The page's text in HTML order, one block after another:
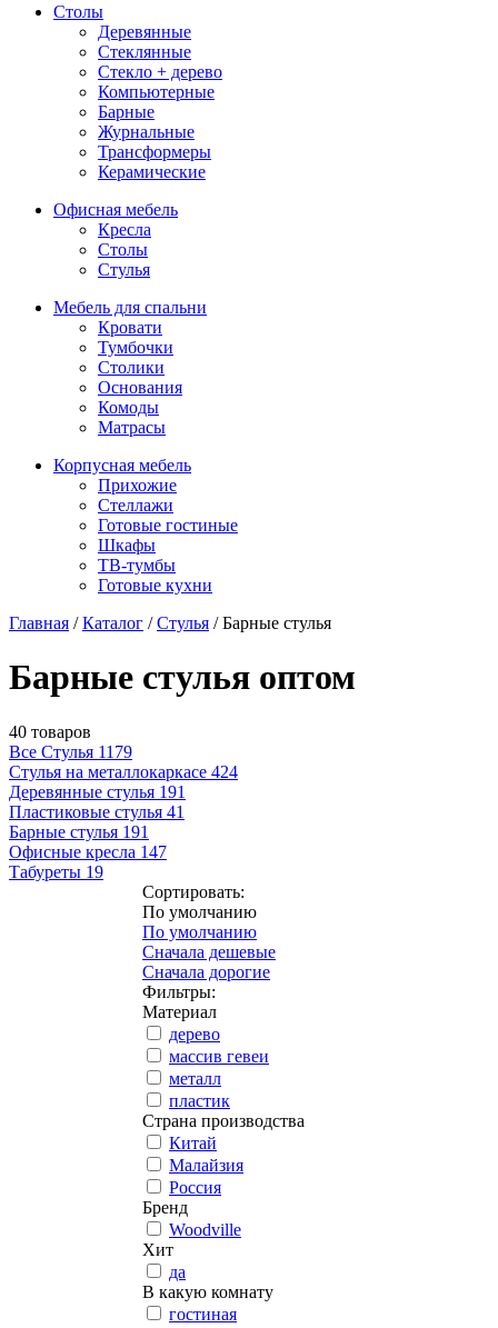
Столы
Деревянные
Стеклянные
Стекло + дерево
Компьютерные
Барные
Журнальные
Трансформеры
Керамические
Офисная мебель
Кресла
Столы
Стулья
Мебель для спальни
Кровати
Тумбочки
Столики
Основания
Комоды
Матрасы
Корпусная мебель
Прихожие
Стеллажи
Готовые гостиные
Шкафы
ТВ-тумбы
Готовые кухни
Главная /Каталог /Стулья /Барные стулья
Барные стулья оптом
40 товаров
Все Стулья 1179
Стулья на металлокаркасе 424
Деревянные стулья 191
Пластиковые стулья 41
Барные стулья 191
Офисные кресла 147
Табуреты 19
Сортировать:
По умолчанию
По умолчанию
Сначала дешевые
Сначала дорогие
Фильтры:
Материал
дерево
массив гевеи
металл
пластик
Страна производства
Китай
Малайзия
Россия
Бренд
Woodville
Хит
да
В какую комнату
гостиная